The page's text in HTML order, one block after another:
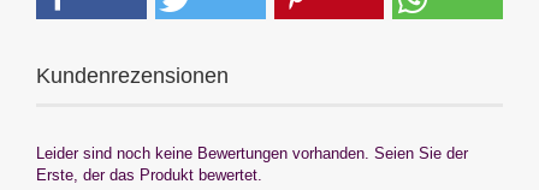
Kundenrezensionen
Leider sind noch keine Bewertungen vorhanden. Seien Sie der
Erste, der das Produkt bewertet.